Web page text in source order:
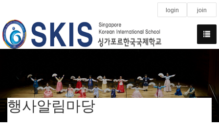
login join
행사알림마당